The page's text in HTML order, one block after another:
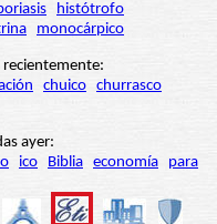
histótrofo
monocárpico
recientemente:
chuico churrasco
ayer:
ico Biblia economía para